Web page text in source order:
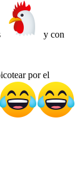
y con
por el